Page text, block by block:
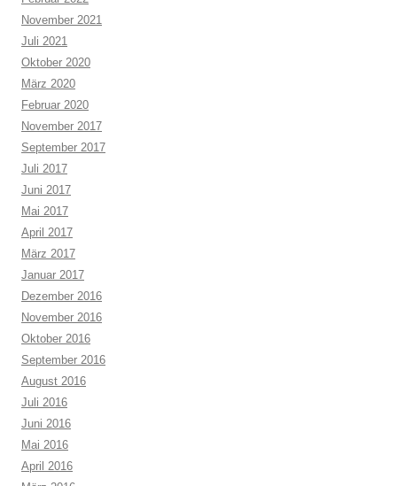
November 2021
Juli 2021
Oktober 2020
März 2020
Februar 2020
November 2017
September 2017
Juli 2017
Juni 2017
Mai 2017
April 2017
März 2017
Januar 2017
Dezember 2016
November 2016
Oktober 2016
September 2016
August 2016
Juli 2016
Juni 2016
Mai 2016
April 2016